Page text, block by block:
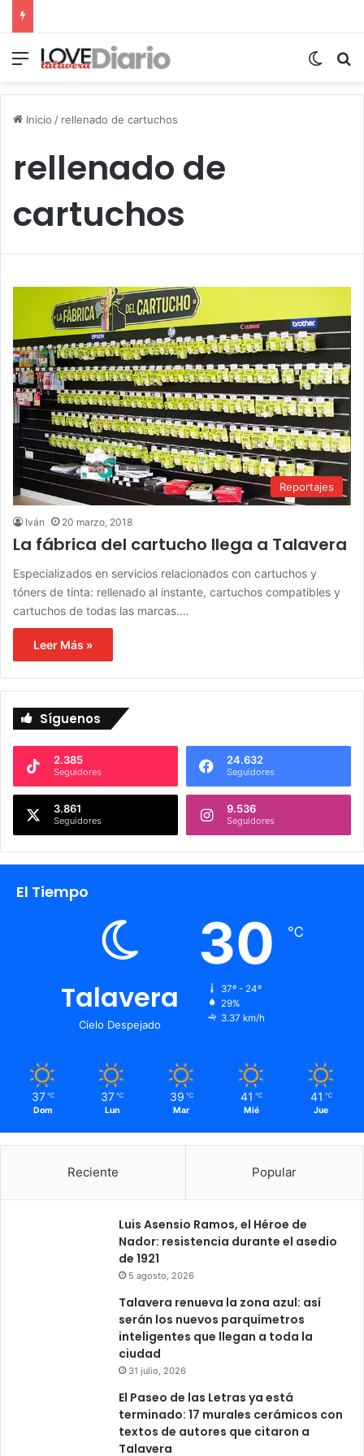
Menú
Inicio / rellenado de cartuchos
rellenado de
cartuchos
Reportajes
Iván 20 marzo, 2018
La fábrica del cartucho llega a Talavera
Especializados en servicios relacionados con cartuchos y
tóners de tinta: rellenado al instante, cartuchos compatibles y
cartuchos de todas las marcas.…
Leer Más »
Síguenos
2.385
Seguidores
24.632
Seguidores
3.861
Seguidores
9.536
Seguidores
El Tiempo
Talavera
Cielo Despejado
30 ℃
37º - 24º
29%
3.37 km/h
37 ℃
Dom
37 ℃
Lun
39 ℃
Mar
41 ℃
Mié
41 ℃
Jue
Reciente Popular
Luis Asensio Ramos, el Héroe de
Nador: resistencia durante el asedio
de 1921
5 agosto, 2026
Talavera renueva la zona azul: así
serán los nuevos parquímetros
inteligentes que llegan a toda la
ciudad
31 julio, 2026
El Paseo de las Letras ya está
terminado: 17 murales cerámicos con
textos de autores que citaron a
Talavera